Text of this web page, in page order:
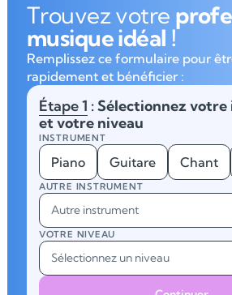
Trouvez votre
musique idéal !
Remplissez ce formulaire pour
rapidement et bénéficier :
Étape 1 : Sélectionnez
et votre niveau
INSTRUMENT
Piano Guitare Chant
AUTRE INSTRUMENT
Autre instrument
VOTRE NIVEAU
Sélectionnez un niveau